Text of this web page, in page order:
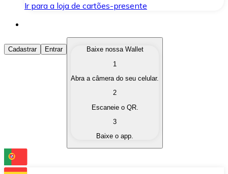
Ir para a loja de cartões-presente
Comprar Criptomoedas
Compre as criptomoedas de seu interesse de forma
Converta suas criptomoedas em moeda fiduciária
Troque uma criptomoeda por outra
Cadastrar Entrar
Baixe nossa Wallet
1
Abra a câmera do seu celular.
2
Escaneie o QR.
3
Baixe o app.